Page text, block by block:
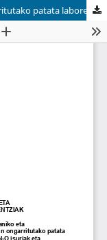
Ongarri organiko eta mineralarekin ongarritutako patata laborearen N2O isuriak eta sentsore optikoen bidezko nitrogenoaren diagnosi nutrizionala